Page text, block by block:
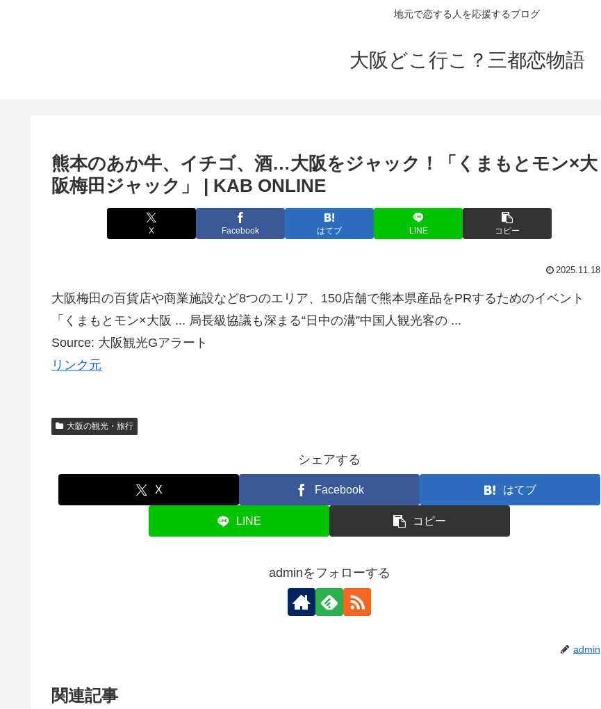
地元で恋する人を応援するブログ
大阪どこ行こ？三都恋物語
熊本のあか牛、イチゴ、酒…大阪をジャック！「くまもとモン×大
阪梅田ジャック」 | KAB ONLINE
X Facebook はてブ LINE コピー
2025.11.18
大阪梅田の百貨店や商業施設など8つのエリア、150店舗で熊本県産品をPRするためのイベント
「くまもとモン×大阪 ... 局長級協議も深まる“日中の溝”中国人観光客の ...
Source: 大阪観光Gアラート
リンク元
大阪の観光・旅行
シェアする
X Facebook はてブ
LINE コピー
adminをフォローする
admin
関連記事